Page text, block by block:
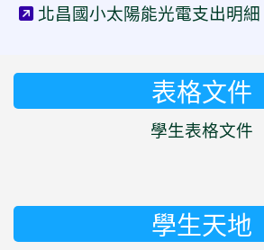
北昌國小太陽能光電支出明細
表格文件
學生表格文件
學生天地